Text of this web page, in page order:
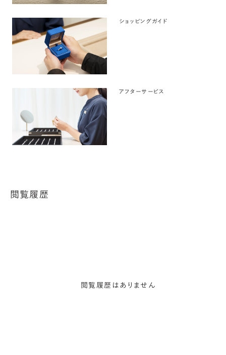
ショッピングガイド
アフターサービス
閲覧履歴
閲覧履歴はありません